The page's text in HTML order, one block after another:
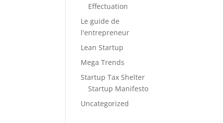
Effectuation
Le guide de
l'entrepreneur
Lean Startup
Mega Trends
Startup Tax Shelter
Startup Manifesto
Uncategorized